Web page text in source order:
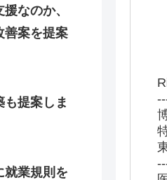
なのか、
善案を提案
提案しま
業規則を